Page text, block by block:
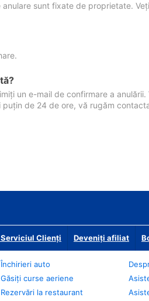
sunt fixate de proprietate.
un e-mail de confirmare a
de 24 de ore, vă rugăm
Clienți Deveniţi afiliat
Închirieri auto
Găsiți curse aeriene
Rezervări la restaurant